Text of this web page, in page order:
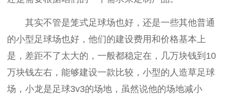
其实不管是笼式足球场也好，还是一些其他普通
的小型足球场也好，他们的建设费用和价格基本上
是，差距不了太大的，一般都稳定在，几万块钱到10
万块钱左右，能够建设一款比较，小型的人造草足球
场，小龙是足球3v3的场地，虽然说他的场地减小